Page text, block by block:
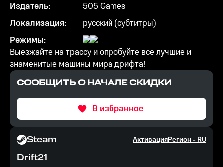
Издатель:
505 Games
Локализация:
русский (субтитры)
Режимы:
Выезжайте на трассу и опробуйте все лучшие и
знаменитые машины мира дрифта!
СООБЩИТЬ О НАЧАЛЕ СКИДКИ
В избранное
Steam АктивацияРегион -RU
Drift21